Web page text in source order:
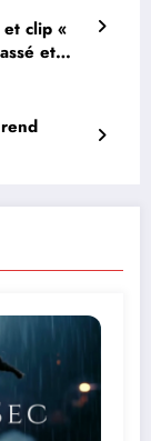
clip «
et